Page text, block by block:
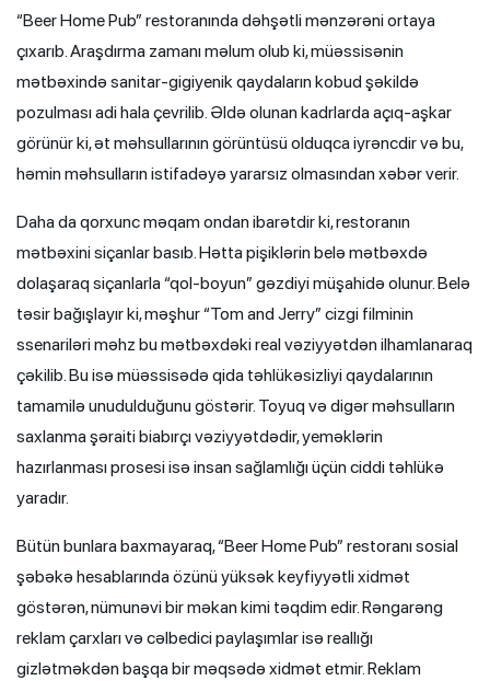
“Beer Home Pub” restoranında dəhşətli mənzərəni ortaya
çıxarıb. Araşdırma zamanı məlum olub ki, müəssisənin
mətbəxində sanitar-gigiyenik qaydaların kobud şəkildə
pozulması adi hala çevrilib. Əldə olunan kadrlarda açıq-aşkar
görünür ki, ət məhsullarının görüntüsü olduqca iyrəncdir və bu,
həmin məhsulların istifadəyə yararsız olmasından xəbər verir.
Daha da qorxunc məqam ondan ibarətdir ki, restoranın
mətbəxini siçanlar basıb. Hətta pişiklərin belə mətbəxdə
dolaşaraq siçanlarla “qol-boyun” gəzdiyi müşahidə olunur. Belə
təsir bağışlayır ki, məşhur “Tom and Jerry” cizgi filminin
ssenariləri məhz bu mətbəxdəki real vəziyyətdən ilhamlanaraq
çəkilib. Bu isə müəssisədə qida təhlükəsizliyi qaydalarının
tamamilə unudulduğunu göstərir. Toyuq və digər məhsulların
saxlanma şəraiti biabırçı vəziyyətdədir, yeməklərin
hazırlanması prosesi isə insan sağlamlığı üçün ciddi təhlükə
yaradır.
Bütün bunlara baxmayaraq, “Beer Home Pub” restoranı sosial
şəbəkə hesablarında özünü yüksək keyfiyyətli xidmət
göstərən, nümunəvi bir məkan kimi təqdim edir. Rəngarəng
reklam çarxları və cəlbedici paylaşımlar isə reallığı
gizlətməkdən başqa bir məqsədə xidmət etmir. Reklam